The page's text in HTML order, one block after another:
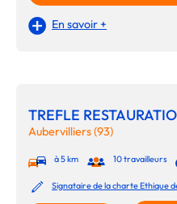
En savoir +
TREFLE
Aubervilliers (93)
à 5 km 10 travailleurs
Signataire de la charte Ethique